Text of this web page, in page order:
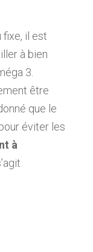
fixe, il est
à bien
3.
être
que le
éviter les
à